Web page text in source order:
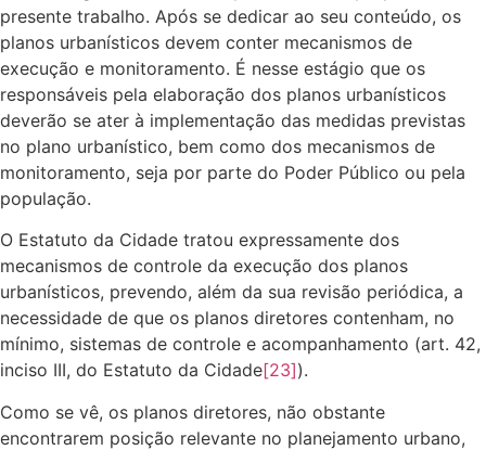
presente trabalho. Após se dedicar ao seu conteúdo, os
planos urbanísticos devem conter mecanismos de
execução e monitoramento. É nesse estágio que os
responsáveis pela elaboração dos planos urbanísticos
deverão se ater à implementação das medidas previstas
no plano urbanístico, bem como dos mecanismos de
monitoramento, seja por parte do Poder Público ou pela
população.
O Estatuto da Cidade tratou expressamente dos
mecanismos de controle da execução dos planos
urbanísticos, prevendo, além da sua revisão periódica, a
necessidade de que os planos diretores contenham, no
mínimo, sistemas de controle e acompanhamento (art. 42,
inciso III, do Estatuto da Cidade[23]).
Como se vê, os planos diretores, não obstante
encontrarem posição relevante no planejamento urbano,